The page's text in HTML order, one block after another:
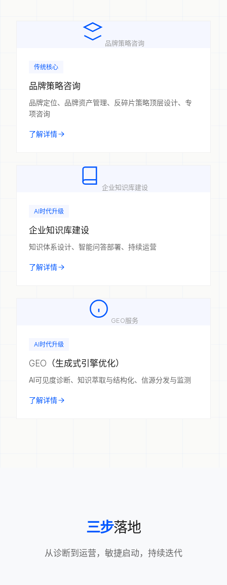
品牌策略咨询
传统核心
品牌策略咨询
品牌定位、品牌资产管理、反碎片策略顶层设计、专
项咨询
了解详情
企业知识库建设
AI时代升级
企业知识库建设
知识体系设计、智能问答部署、持续运营
了解详情
GEO服务
AI时代升级
GEO（生成式引擎优化）
AI可见度诊断、知识萃取与结构化、信源分发与监测
了解详情
三步落地
从诊断到运营，敏捷启动，持续迭代